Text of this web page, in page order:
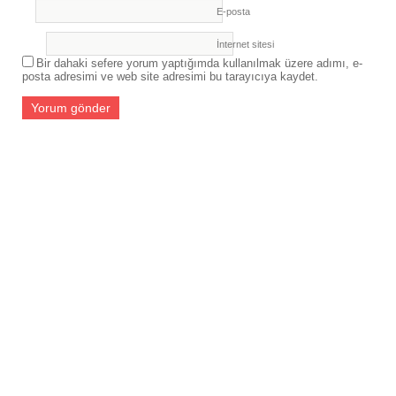
E-posta
İnternet sitesi
Bir dahaki sefere yorum yaptığımda kullanılmak üzere adımı, e-
posta adresimi ve web site adresimi bu tarayıcıya kaydet.